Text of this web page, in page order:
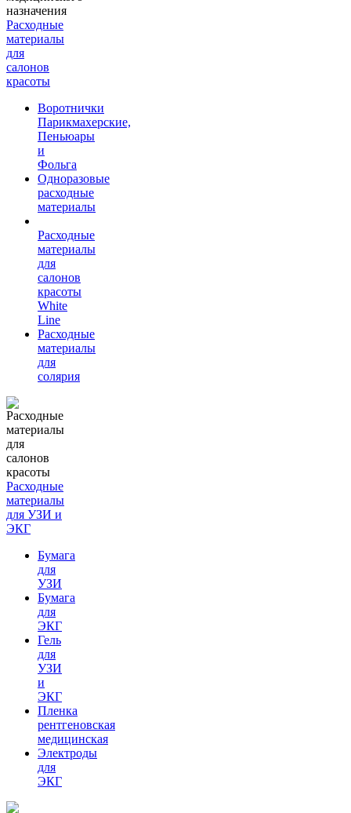
Расходные
материалы
для
салонов
красоты
Воротнички
Парикмахерские,
Пеньюары
и
Фольга
Одноразовые
расходные
материалы
Расходные
материалы
для
салонов
красоты
White
Line
Расходные
материалы
для
солярия
Расходные
материалы
для УЗИ и
ЭКГ
Бумага
для
УЗИ
Бумага
для
ЭКГ
Гель
для
УЗИ
и
ЭКГ
Пленка
рентгеновская
медицинская
Электроды
для
ЭКГ